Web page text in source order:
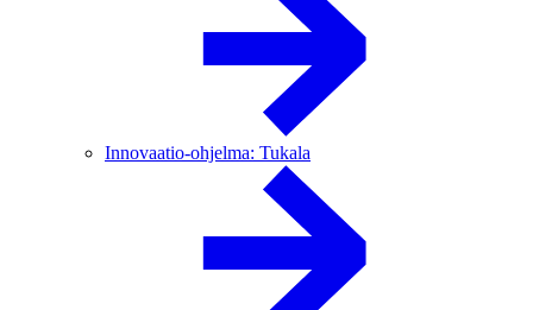
Innovaatio-ohjelma: Tukala